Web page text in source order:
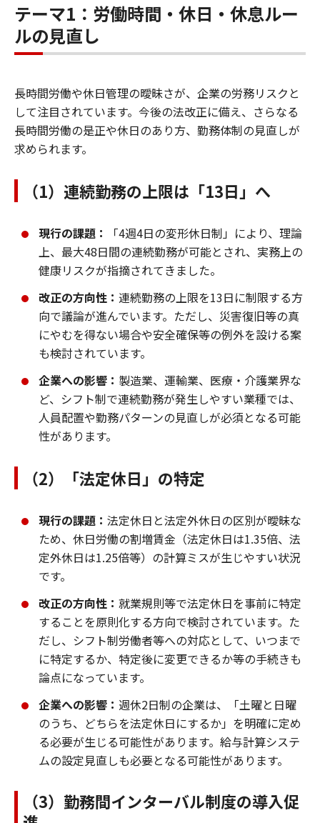
テーマ1：労働時間・休日・休息ルー
ルの見直し
長時間労働や休日管理の曖昧さが、企業の労務リスクと
して注目されています。今後の法改正に備え、さらなる
長時間労働の是正や休日のあり方、勤務体制の見直しが
求められます。
（1）連続勤務の上限は「13日」へ
現行の課題：
「4週4日の変形休日制」により、理論
上、最大48日間の連続勤務が可能とされ、実務上の
健康リスクが指摘されてきました。
改正の方向性： 連続勤務の上限を13日に制限する方
向で議論が進んでいます。ただし、災害復旧等の真
にやむを得ない場合や安全確保等の例外を設ける案
も検討されています。
企業への影響： 製造業、運輸業、医療・介護業界な
ど、シフト制で連続勤務が発生しやすい業種では、
人員配置や勤務パターンの見直しが必須となる可能
性があります。
（2）「法定休日」の特定
現行の課題： 法定休日と法定外休日の区別が曖昧な
ため、休日労働の割増賃金（法定休日は1.35倍、法
定外休日は1.25倍等）の計算ミスが生じやすい状況
です。
改正の方向性： 就業規則等で法定休日を事前に特定
することを原則化する方向で検討されています。た
だし、シフト制労働者等への対応として、いつまで
に特定するか、特定後に変更できるか等の手続きも
論点になっています。
企業への影響： 週休2日制の企業は、「土曜と日曜
のうち、どちらを法定休日にするか」を明確に定め
る必要が生じる可能性があります。給与計算システ
ムの設定見直しも必要となる可能性があります。
（3）勤務間インターバル制度の導入促